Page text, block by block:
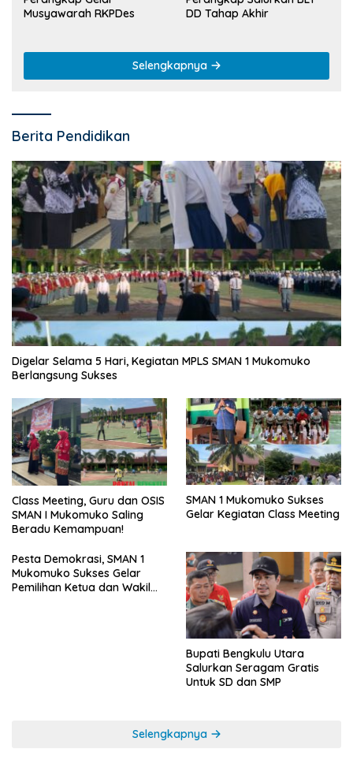
Musyawarah RKPDes
DD Tahap Akhir
Selengkapnya
Berita Pendidikan
Digelar Selama 5 Hari, Kegiatan MPLS SMAN 1 Mukomuko
Berlangsung Sukses
Class Meeting, Guru dan OSIS
SMAN I Mukomuko Saling
Beradu Kemampuan!
SMAN 1 Mukomuko Sukses
Gelar Kegiatan Class Meeting
Pesta Demokrasi, SMAN 1
Mukomuko Sukses Gelar
Pemilihan Ketua dan Wakil
Bupati Bengkulu Utara
Salurkan Seragam Gratis
Untuk SD dan SMP
Selengkapnya